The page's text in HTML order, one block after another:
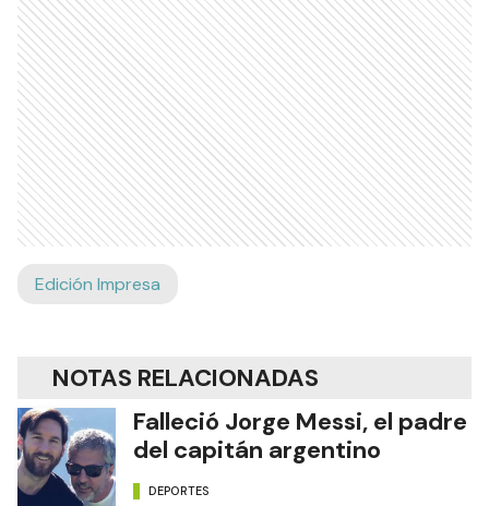
Edición Impresa
NOTAS RELACIONADAS
Falleció Jorge Messi, el padre
del capitán argentino
DEPORTES